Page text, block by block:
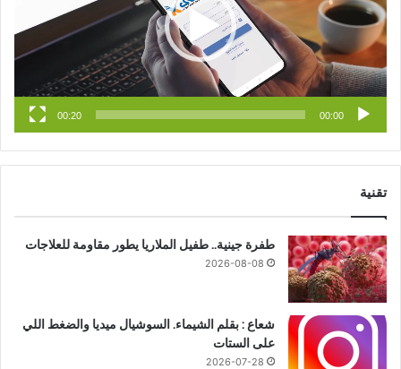
ك
u
b
e
ر
ا
م
00:00
00:20
تقنية
طفرة جينية.. طفيل الملاريا يطور مقاومة للعلاجات
2026-08-08
شعاع : بقلم الشيماء. السوشيال ميديا والضغط اللي
على الستات
2026-07-28